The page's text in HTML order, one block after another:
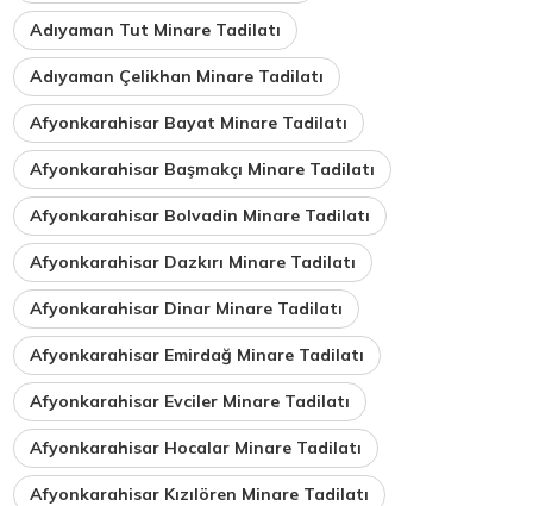
Adıyaman Tut Minare Tadilatı
Adıyaman Çelikhan Minare Tadilatı
Afyonkarahisar Bayat Minare Tadilatı
Afyonkarahisar Başmakçı Minare Tadilatı
Afyonkarahisar Bolvadin Minare Tadilatı
Afyonkarahisar Dazkırı Minare Tadilatı
Afyonkarahisar Dinar Minare Tadilatı
Afyonkarahisar Emirdağ Minare Tadilatı
Afyonkarahisar Evciler Minare Tadilatı
Afyonkarahisar Hocalar Minare Tadilatı
Afyonkarahisar Kızılören Minare Tadilatı